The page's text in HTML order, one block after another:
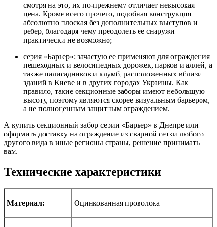
смотря на это, их по-прежнему отличает невысокая
цена. Кроме всего прочего, подобная конструкция –
абсолютно плоская без дополнительных выступов и
ребер, благодаря чему преодолеть ее снаружи
практически не возможно;
серия «Барьер»: зачастую ее применяют для ограждения
пешеходных и велосипедных дорожек, парков и аллей, а
также палисадников и клумб, расположенных вблизи
зданий в Киеве и в других городах Украины. Как
правило, такие секционные заборы имеют небольшую
высоту, поэтому являются скорее визуальным барьером,
а не полноценным защитным ограждением.
А купить секционный забор серии «Барьер» в Днепре или
оформить доставку на ограждение из сварной сетки любого
другого вида в иные регионы страны, решение принимать
вам.
Технические характеристики
Материал: Оцинкованная проволока